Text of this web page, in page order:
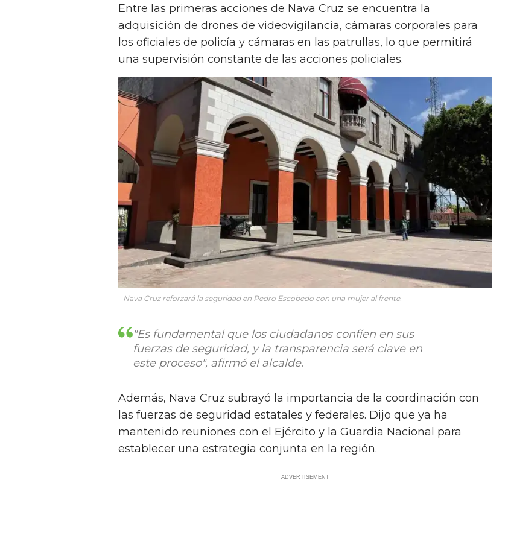
Entre las primeras acciones de Nava Cruz se encuentra la
adquisición de drones de videovigilancia, cámaras corporales para
los oficiales de policía y cámaras en las patrullas, lo que permitirá
una supervisión constante de las acciones policiales.
Nava Cruz reforzará la seguridad en Pedro Escobedo con una mujer al frente.
"Es fundamental que los ciudadanos confíen en sus
fuerzas de seguridad, y la transparencia será clave en
este proceso", afirmó el alcalde.
Además, Nava Cruz subrayó la importancia de la coordinación con
las fuerzas de seguridad estatales y federales. Dijo que ya ha
mantenido reuniones con el Ejército y la Guardia Nacional para
establecer una estrategia conjunta en la región.